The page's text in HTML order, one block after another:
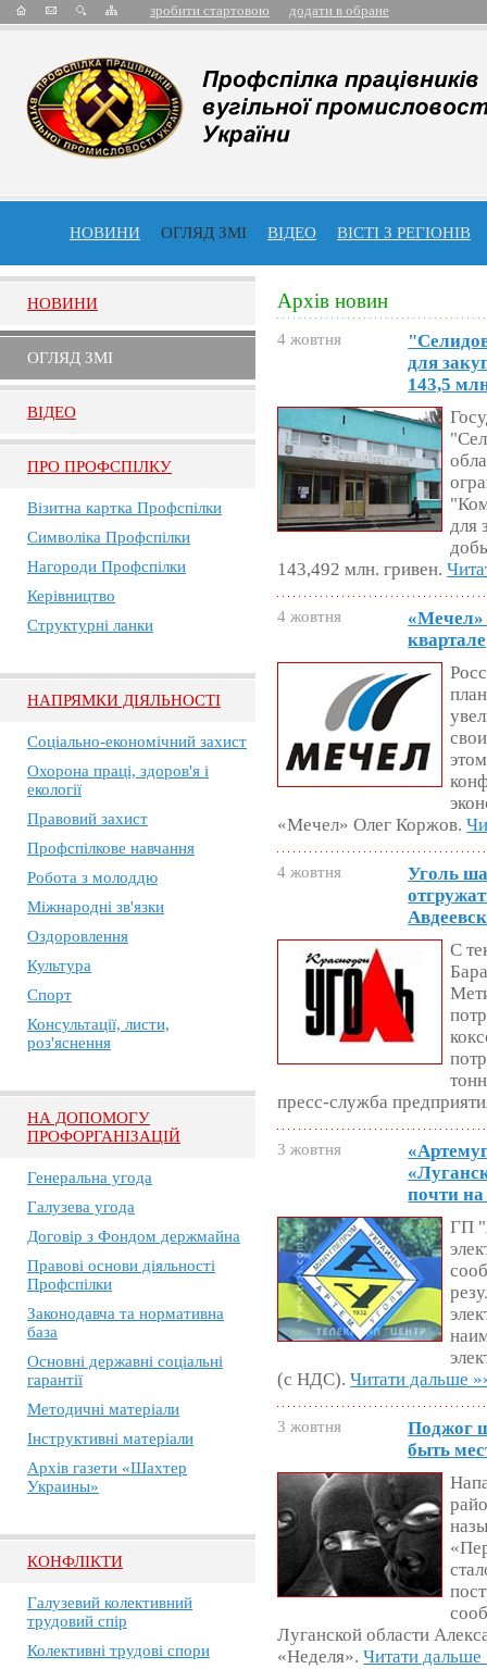
зробити стартовою додати в обране
НОВИНИ ОГЛЯД ЗМІ ВІДЕО ВІСТІ З РЕГІОНІВ
НОВИНИ
ОГЛЯД ЗМI
ВIДЕО
ПРО ПРОФСПIЛКУ
Візитна картка Профспілки
Символіка Профспілки
Нагороди Профспілки
Керівництво
Структурні ланки
НАПРЯМКИ ДІЯЛЬНОСТІ
Соціально-економічний захист
Охорона праці, здоров'я і
екології
Правовий захист
Профспілкове навчання
Робота з молоддю
Міжнародні зв'язки
Оздоровлення
Культура
Спорт
Консультації, листи,
роз'яснення
НА ДОПОМОГУ
ПРОФОРГАНІЗАЦІЙ
Генеральна угода
Галузева угода
Договір з Фондом держмайна
Правові основи діяльності
Профспілки
Законодавча та нормативна
база
Основні державні соціальні
гарантії
Методичні матеріали
Інструктивні матеріали
Архів газети «Шахтер
Украины»
КОНФЛІКТИ
Галузевий колективний
трудовий спір
Колективні трудові спори
Архів новин
4 жовтня
для
143,5
для
143,492 млн. гривен.
4 жовтня
«Мечел»
квартале
«Мечел» Олег Коржов.
4 жовтня
Уголь
С
пресс-служба
3 жовтня
почти
ГП
(с НДС).Читати дальше
3 жовтня
Поджог
быть
Луганской области
«Неделя».Читати дальше